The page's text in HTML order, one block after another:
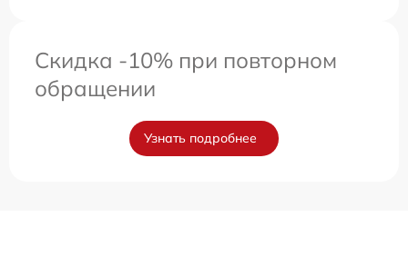
Скидка -10% при повторном
обращении
Узнать подробнее